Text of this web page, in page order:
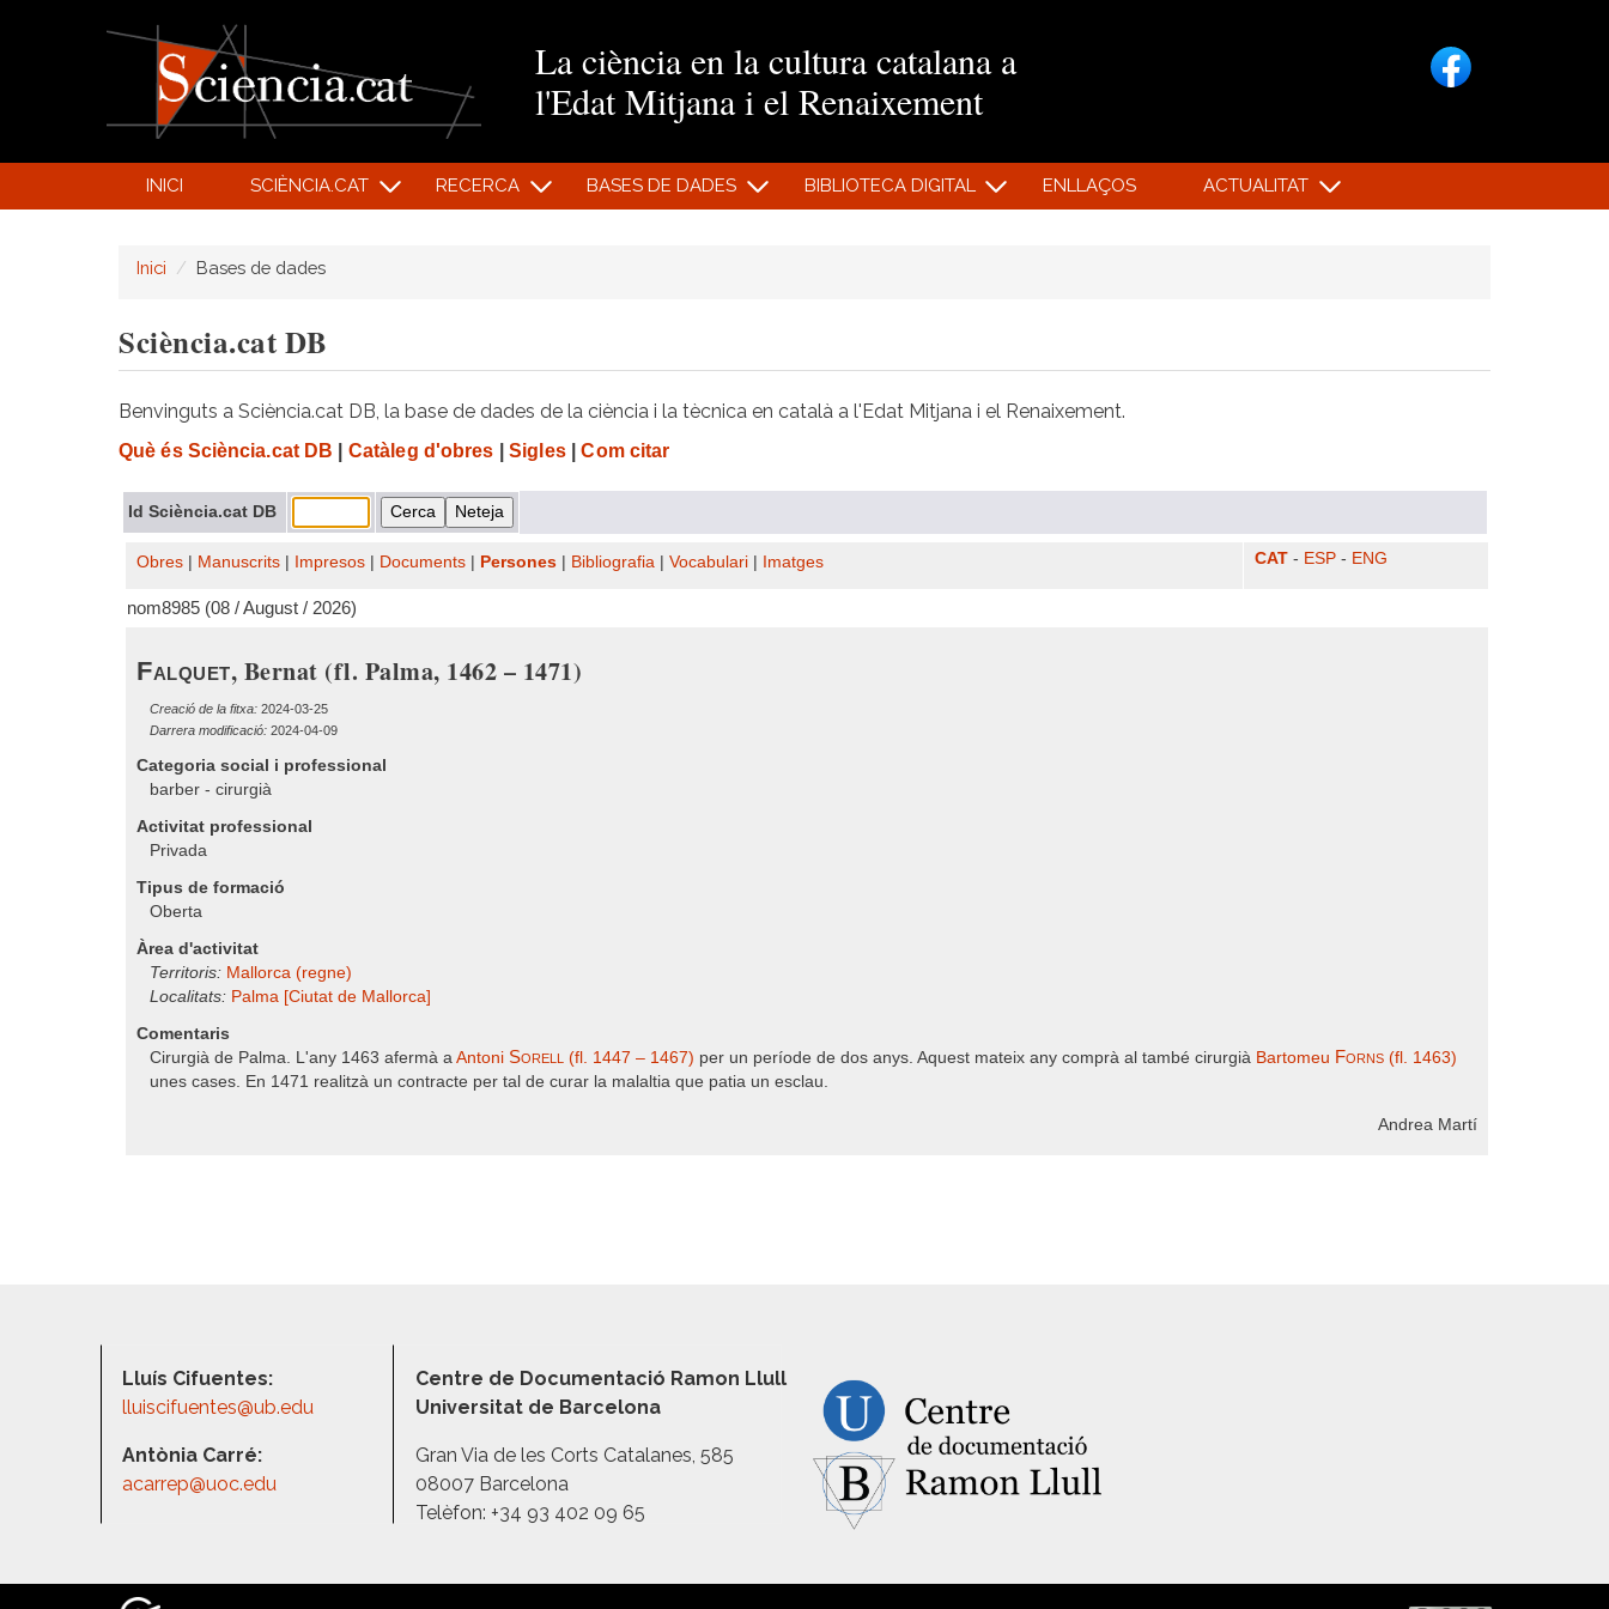
La ciència en la cultura catalana a
l'Edat Mitjana i el Renaixement
INICI SCIÈNCIA.CAT RECERCA BASES DE DADES BIBLIOTECA DIGITAL ENLLAÇOS ACTUALITAT
Inici Bases de dades
Sciència.cat DB
Benvinguts a Sciència.cat DB, la base de dades de la ciència i la tècnica en català a l'Edat Mitjana i el Renaixement.
Què és Sciència.cat DB Catàleg d'obres Sigles| Com citar
Id Sciència.cat DB
Obres Manuscrits Impresos Documents Persones Bibliografia Vocabulari Imatges CAT - ESP - ENG
nom8985 (08 / August / 2026)
Falquet, Bernat (fl. Palma, 1462 – 1471)
Creació de la fitxa: 2024-03-25
Darrera modificació: 2024-04-09
Categoria social i professional
barber - cirurgià
Activitat professional
Privada
Tipus de formació
Oberta
Àrea d'activitat
Territoris: Mallorca (regne)
Localitats: Palma [Ciutat de Mallorca]
Comentaris
Cirurgià de Palma. L'any 1463 afermà a Antoni Sorell (fl. 1447 – 1467) per un període de dos anys. Aquest mateix any comprà al també cirurgià Bartomeu Forns (fl. 1463)
unes cases. En 1471 realitzà un contracte per tal de curar la malaltia que patia un esclau.
Andrea Martí
Lluís Cifuentes:
lluiscifuentes@ub.edu
Antònia Carré:
acarrep@uoc.edu
Centre de Documentació Ramon Llull
Universitat de Barcelona
Gran Via de les Corts Catalanes, 585
08007 Barcelona
Telèfon: +34 93 402 09 65